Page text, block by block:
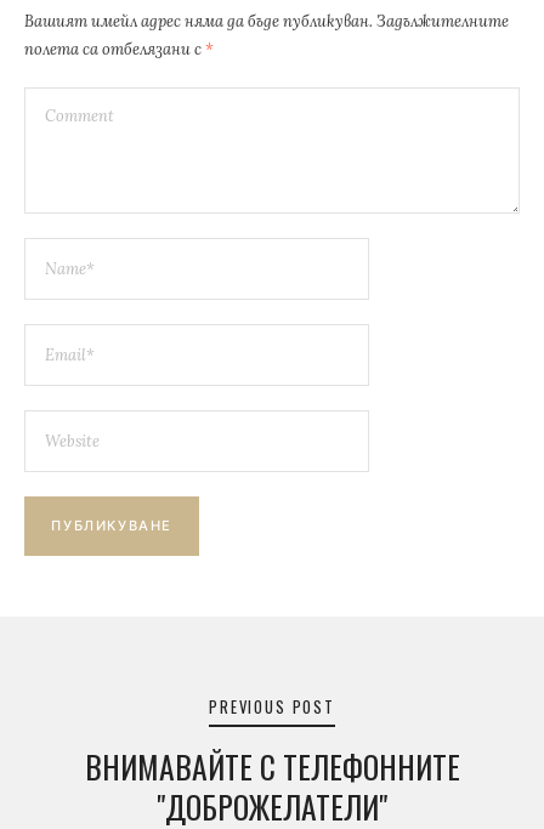
Вашият имейл адрес няма да бъде публикуван. Задължителните
полета са отбелязани с*
PREVIOUS POST
ВНИМАВАЙТЕ С ТЕЛЕФОННИТЕ
"ДОБРОЖЕЛАТЕЛИ"